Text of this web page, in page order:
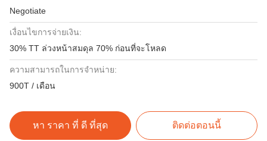
Negotiate
เงื่อนไขการจ่ายเงิน:
30% TT ล่วงหน้าสมดุล 70% ก่อนที่จะโหลด
ความสามารถในการจําหน่าย:
900T / เดือน
หา ราคา ที่ ดี ที่สุด ติดต่อตอนนี้